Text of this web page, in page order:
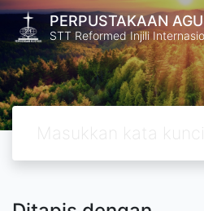
PERPUSTAKAAN
STT Reformed Injili